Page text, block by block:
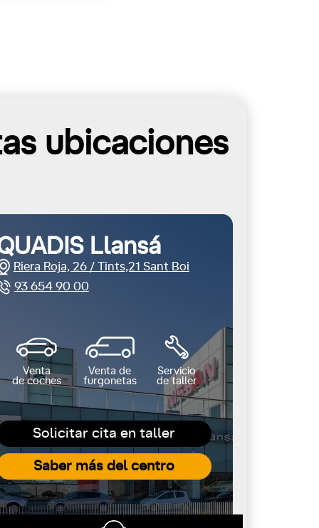
ubicaciones
Solicitar cita en taller
Saber más del centro
Llansá
Riera Roja, 26 / Tints,21 Sant Boi
93 654 90 00
Venta
de coches
Venta de
furgonetas
Servicio
de taller